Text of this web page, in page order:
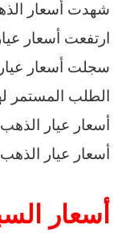
شهدت أسعار
الطلب المستمر
أسعار عيار الذهب 14 نحو 3883 جنيهًا.
أسعار